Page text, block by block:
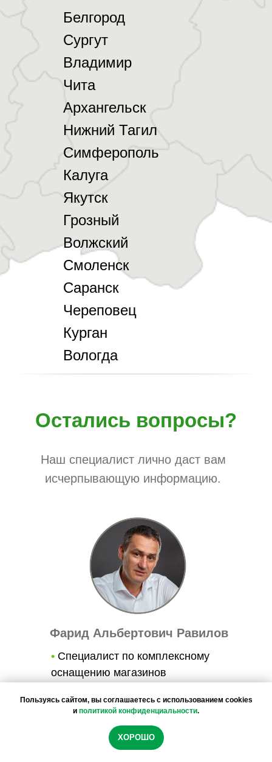
Белгород
Сургут
Владимир
Чита
Архангельск
Нижний Тагил
Симферополь
Калуга
Якутск
Грозный
Волжский
Смоленск
Саранск
Череповец
Курган
Вологда
Фарид Альбертович Равилов
• Специалист по комплексному
оснащению магазинов
юридическое образования
магазиностроения
Остались вопросы?
Наш специалист лично даст вам
исчерпывающую информацию.
Мы используем файлы cookie, чтобы обеспечить
максимальное удобство использования сайта
Пользуясь сайтом, вы соглашаетесь с использованием cookies
и политикой конфиденциальности.
ХОРОШО